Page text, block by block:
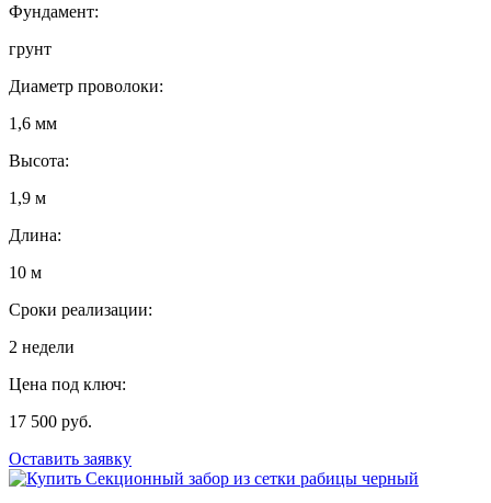
Фундамент:
грунт
Диаметр проволоки:
1,6 мм
Высота:
1,9 м
Длина:
10 м
Сроки реализации:
2 недели
Цена под ключ:
17 500 руб.
Оставить заявку